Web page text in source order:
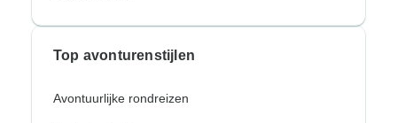
Top avonturenstijlen
Avontuurlijke rondreizen